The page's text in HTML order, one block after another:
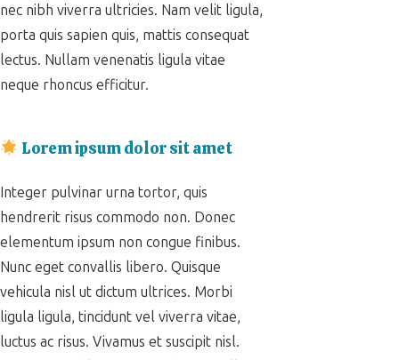
nec nibh viverra ultricies. Nam velit ligula,
porta quis sapien quis, mattis consequat
lectus. Nullam venenatis ligula vitae
neque rhoncus efficitur.
Lorem ipsum dolor sit amet
Integer pulvinar urna tortor, quis
hendrerit risus commodo non. Donec
elementum ipsum non congue finibus.
Nunc eget convallis libero. Quisque
vehicula nisl ut dictum ultrices. Morbi
ligula ligula, tincidunt vel viverra vitae,
luctus ac risus. Vivamus et suscipit nisl.